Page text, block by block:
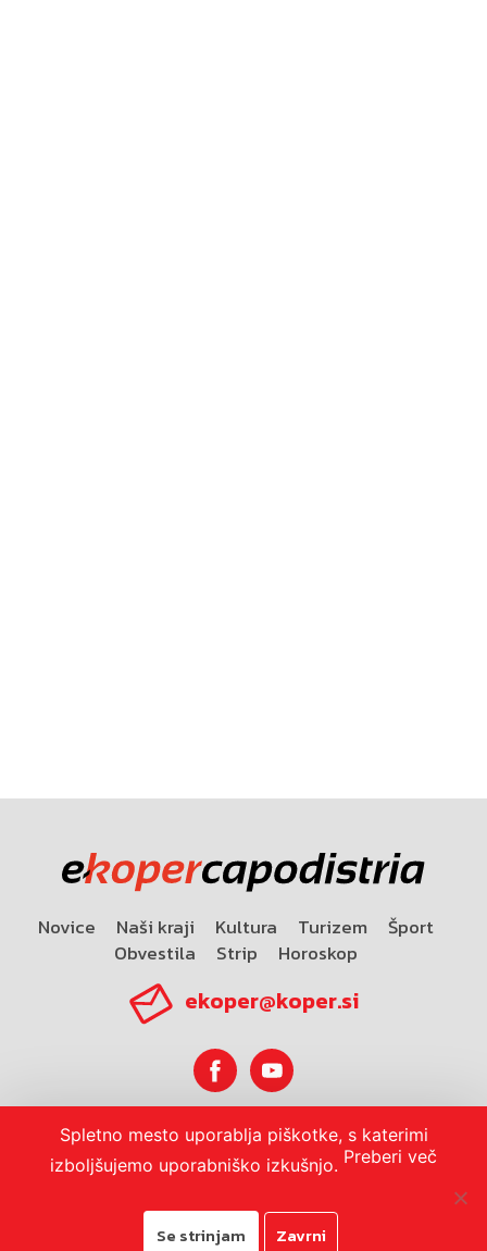
Novice Naši kraji Kultura Turizem
Šport
Obvestila
Strip Horoskop
ekoper@koper.si
Horoskop
Spletno mesto uporablja piškotke, s katerimi
izboljšujemo uporabniško izkušnjo. Preberi več
Se strinjam Zavrni